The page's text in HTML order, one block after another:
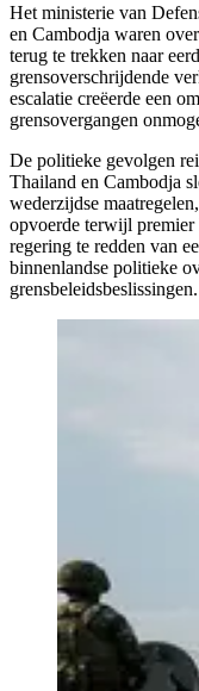
Het ministerie van
en Cambodja waren
terug te trekken naar
grensoverschrijdende
escalatie creëerde een
grensovergangen
De politieke gevolgen
Thailand en Cambodja
wederzijdse
opvoerde terwijl premier
regering te redden van
binnenlandse politieke
grensbeleidsbeslissingen.